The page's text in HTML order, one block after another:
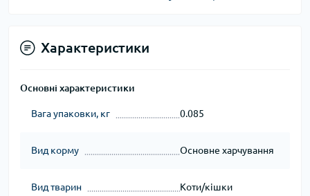
Характеристики
Основні характеристики
Вага упаковки, кг 0.085
Вид корму Основне харчування
Вид тварин Коти/кішки